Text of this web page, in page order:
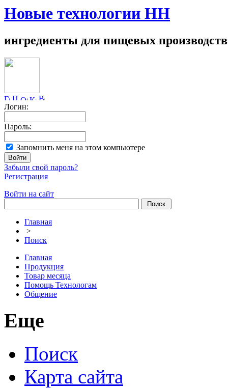
Новые технологии НН
ингредиенты для пищевых производств
Логин:
Пароль:
Запомнить меня на этом компьютере
Забыли свой пароль?
Регистрация
Войти на сайт
Главная
>
Поиск
Главная
Продукция
Товар месяца
Помощь Технологам
Общение
Еще
Поиск
Карта сайта